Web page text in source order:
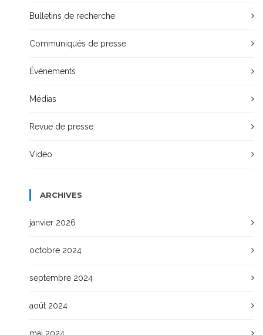
Bulletins de recherche
Communiqués de presse
Événements
Médias
Revue de presse
Vidéo
ARCHIVES
janvier 2026
octobre 2024
septembre 2024
août 2024
mai 2024